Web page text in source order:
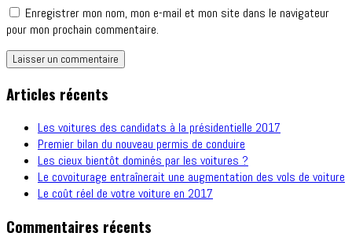
Enregistrer mon nom, mon e-mail et mon site dans le navigateur
pour mon prochain commentaire.
Articles récents
Les voitures des candidats à la présidentielle 2017
Premier bilan du nouveau permis de conduire
Les cieux bientôt dominés par les voitures ?
Le covoiturage entraînerait une augmentation des vols de voiture
Le coût réel de votre voiture en 2017
Commentaires récents